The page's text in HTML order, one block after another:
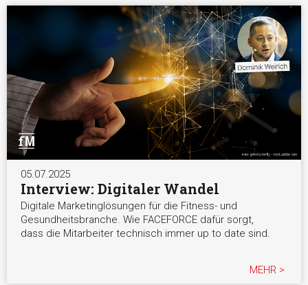
05.07.2025
Interview: Digitaler Wandel
Digitale Marketinglösungen für die Fitness- und
Gesundheitsbranche. Wie FACEFORCE dafür sorgt,
dass die Mitarbeiter technisch immer up to date sind.
MEHR >